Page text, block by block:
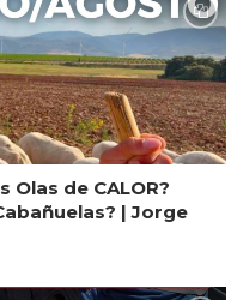
Olas de CALOR?
| Jorge